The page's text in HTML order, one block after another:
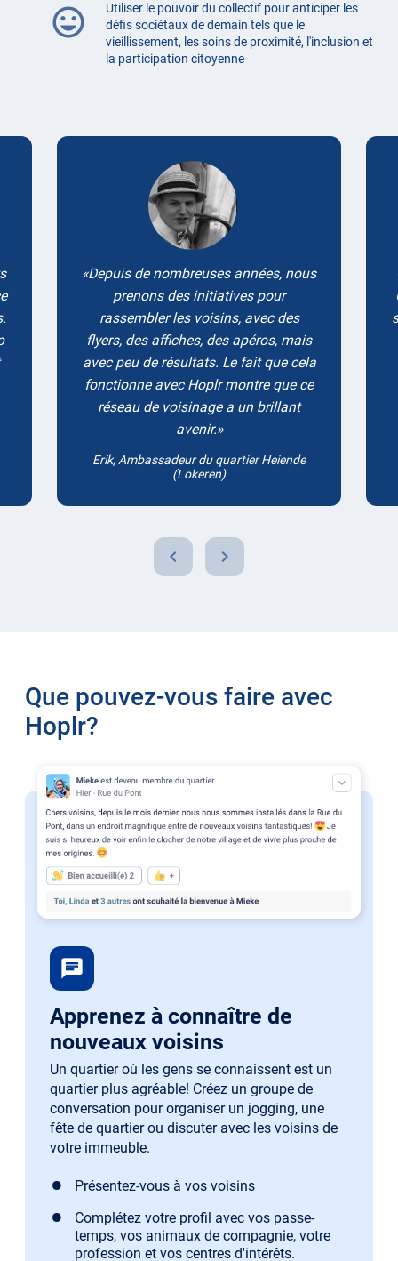
mood
Utiliser le pouvoir du collectif pour anticiper les
défis sociétaux de demain tels que le
vieillissement, les soins de proximité, l'inclusion et
la participation citoyenne
Testimonials
Depuis de nombreuses années, nous
prenons des initiatives pour
rassembler les voisins, avec des
flyers, des affiches, des apéros, mais
avec peu de résultats. Le fait que cela
fonctionne avec Hoplr montre que ce
réseau de voisinage a un brillant
avenir.
Erik, Ambassadeur du quartier Heiende
(Lokeren)
chevron_left chevron_right
Que pouvez-vous faire avec
Hoplr?
chat
Apprenez à connaître de
nouveaux voisins
Un quartier où les gens se connaissent est un
quartier plus agréable! Créez un groupe de
conversation pour organiser un jogging, une
fête de quartier ou discuter avec les voisins de
votre immeuble.
Présentez-vous à vos voisins
Complétez votre profil avec vos passe-
temps, vos animaux de compagnie, votre
profession et vos centres d'intérêts.